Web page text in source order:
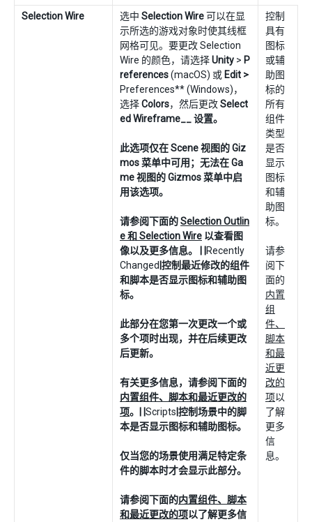
Selection Wire
选中 Selection Wire可以在显
示所选的游戏对象时使其线框
网格可见。要更改 Selection
Wire 的颜色，请选择Unity > P
references(macOS) 或 Edit >
Preferences** (Windows)，
选择Colors，然后更改Select
ed Wireframe__ 设置。
此选项仅在 Scene 视图的 Giz
mos 菜单中可用；无法在 Ga
me 视图的 Gizmos 菜单中启
用该选项。
请参阅下面的Selection Outlin
e 和 Selection Wire 以查看图
像以及更多信息。 | |
Recently
Changed |控制最近修改的组件
和脚本是否显示图标和辅助图
标。
此部分在您第一次更改一个或
多个项时出现，并在后续更改
后更新。
有关更多信息，请参阅下面的
内置组件、脚本和最近更改的
项。| | Scripts |控制场景中的脚
本是否显示图标和辅助图标。
仅当您的场景使用满足特定条
件的脚本时才会显示此部分。
请参阅下面的内置组件、脚本
和最近更改的项以了解更多信
控制
具有
图标
或辅
助图
标的
所有
组件
类型
是否
显示
图标
和辅
助图
标。
请参
阅下
面的
内置
组
件、
脚本
和最
近更
改的
项以
了解
更多
信
息。